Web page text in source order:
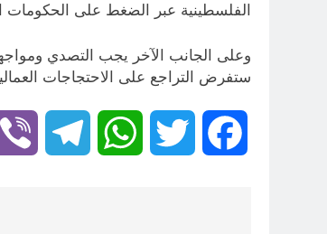
الفلسطينية عبر الضغط على الحكومات
وعلى الجانب الآخر يجب التصدي
ستفرض التراجع على الاحتجاجات
Facebook
Twitter
WhatsApp